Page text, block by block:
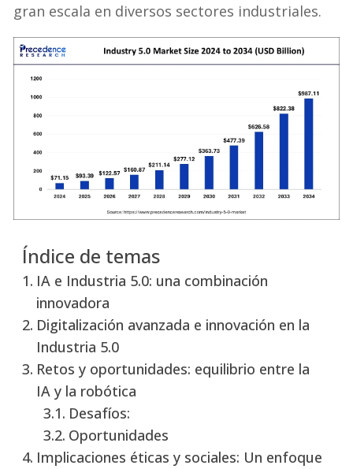
gran escala en diversos sectores industriales.
Índice de temas
IA e Industria 5.0: una combinación
innovadora
Digitalización avanzada e innovación en la
Industria 5.0
Retos y oportunidades: equilibrio entre la
IA y la robótica
Desafíos:
Oportunidades
Implicaciones éticas y sociales: Un enfoque